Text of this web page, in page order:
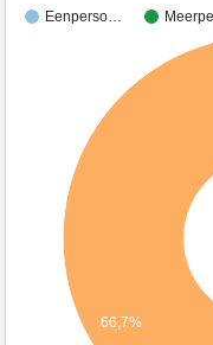
Eenperso…
66,7%